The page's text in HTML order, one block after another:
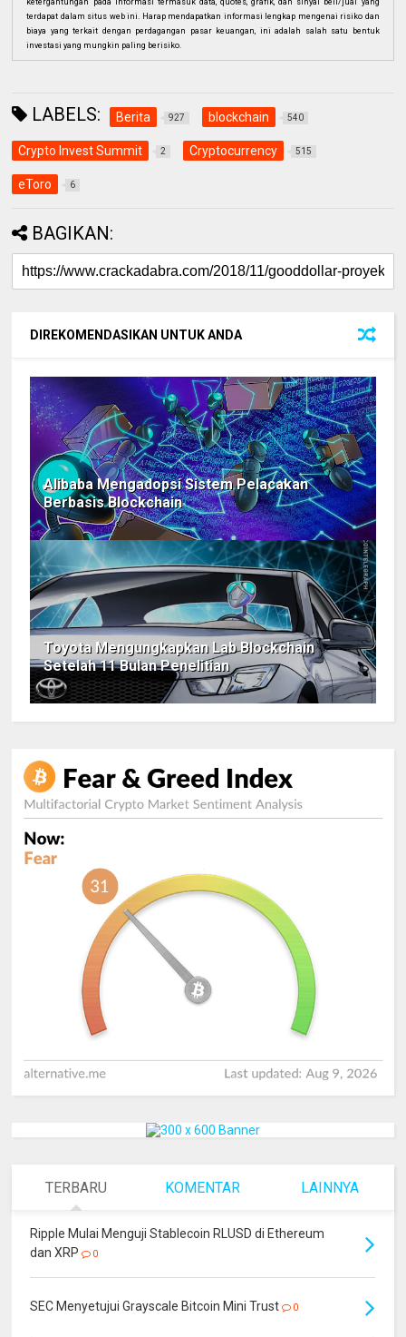
ketergantungan pada informasi termasuk data, quotes, grafik, dan sinyal beli/jual yang
terdapat dalam situs web ini. Harap mendapatkan informasi lengkap mengenai risiko dan
biaya yang terkait dengan perdagangan pasar keuangan, ini adalah salah satu bentuk
investasi yang mungkin paling berisiko.
LABELS: Berita 927 blockchain 540
Crypto Invest Summit 2 Cryptocurrency 515
eToro 6
BAGIKAN:
DIREKOMENDASIKAN UNTUK ANDA
Alibaba Mengadopsi Sistem Pelacakan
Berbasis Blockchain
Toyota Mengungkapkan Lab Blockchain
Setelah 11 Bulan Penelitian
TERBARU KOMENTAR LAINNYA
Ripple Mulai Menguji Stablecoin RLUSD di Ethereum
dan XRP
0
SEC Menyetujui Grayscale Bitcoin Mini Trust 0